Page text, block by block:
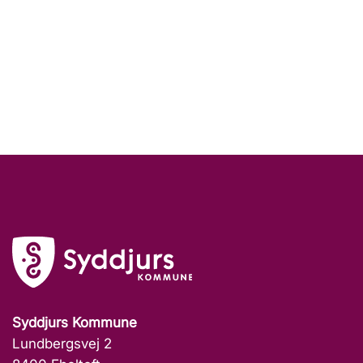
Syddjurs Kommune
Lundbergsvej 2